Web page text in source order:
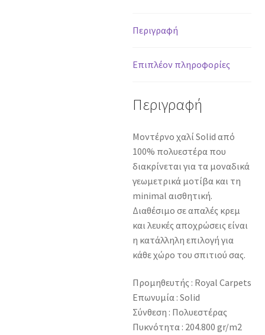
Περιγραφή
Επιπλέον πληροφορίες
Περιγραφή
Μοντέρνο χαλί Solid από
100% πολυεστέρα που
διακρίνεται για τα μοναδικά
γεωμετρικά μοτίβα και τη
minimal αισθητική.
Διαθέσιμο σε απαλές κρεμ
και λευκές αποχρώσεις είναι
η κατάλληλη επιλογή για
κάθε χώρο του σπιτιού σας.
Προμηθευτής : Royal Carpets
Επωνυμία : Solid
Σύνθεση : Πολυεστέρας
Πυκνότητα : 204.800 gr/m2